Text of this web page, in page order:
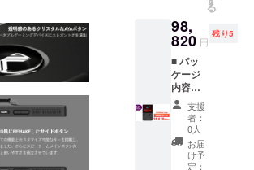
対応
USB
3.2
Type-C
ポート
×1（10
Gbps，
Display
Port
1.4）
microS
トレー
ジ：
128GB
カ
ラー：
アーク
ティッ
クブ
ラック
バッテ
リー：
レッ
シュ
60Hz
SoC：
Snapdr
agon
G3x
Gen2
CPU：
最大
ページ
（https:
ya-
neo.jp/
manual
）に公
な仕様
3.92イ
ンチ / 有
，L1/L2
背面ボ
タンス
ペア入
り 国内
１年間
サポー
ト（株
式会社
天空）
取扱説
る
98,
820 円
残り5
■ パッ
ケージ
内容
AYANE
O
POCKE
T DMG
本体 充
電ケー
支援
者：
0人
お届
け予
定：